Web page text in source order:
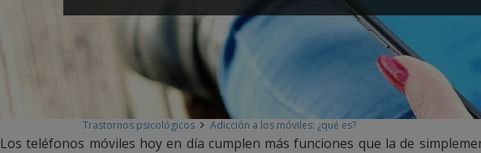
Trastornos psicológicos Adicción a los móviles: ¿qué es?
Los teléfonos móviles hoy en día cumplen más funciones que la de